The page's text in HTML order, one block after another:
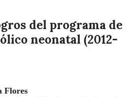
del programa de
neonatal (2012-
Flores